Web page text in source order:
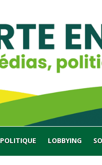
POLITIQUE LOBBYING